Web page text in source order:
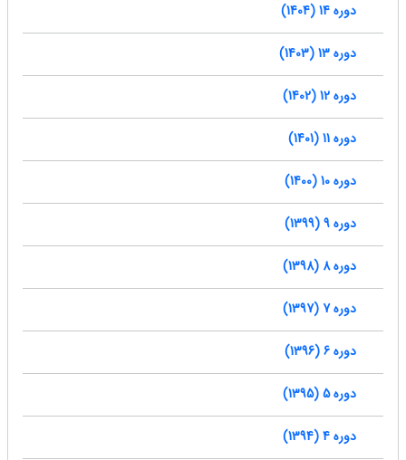
دوره 14 (1404)
دوره 13 (1403)
دوره 12 (1402)
دوره 11 (1401)
دوره 10 (1400)
دوره 9 (1399)
دوره 8 (1398)
دوره 7 (1397)
دوره 6 (1396)
دوره 5 (1395)
دوره 4 (1394)